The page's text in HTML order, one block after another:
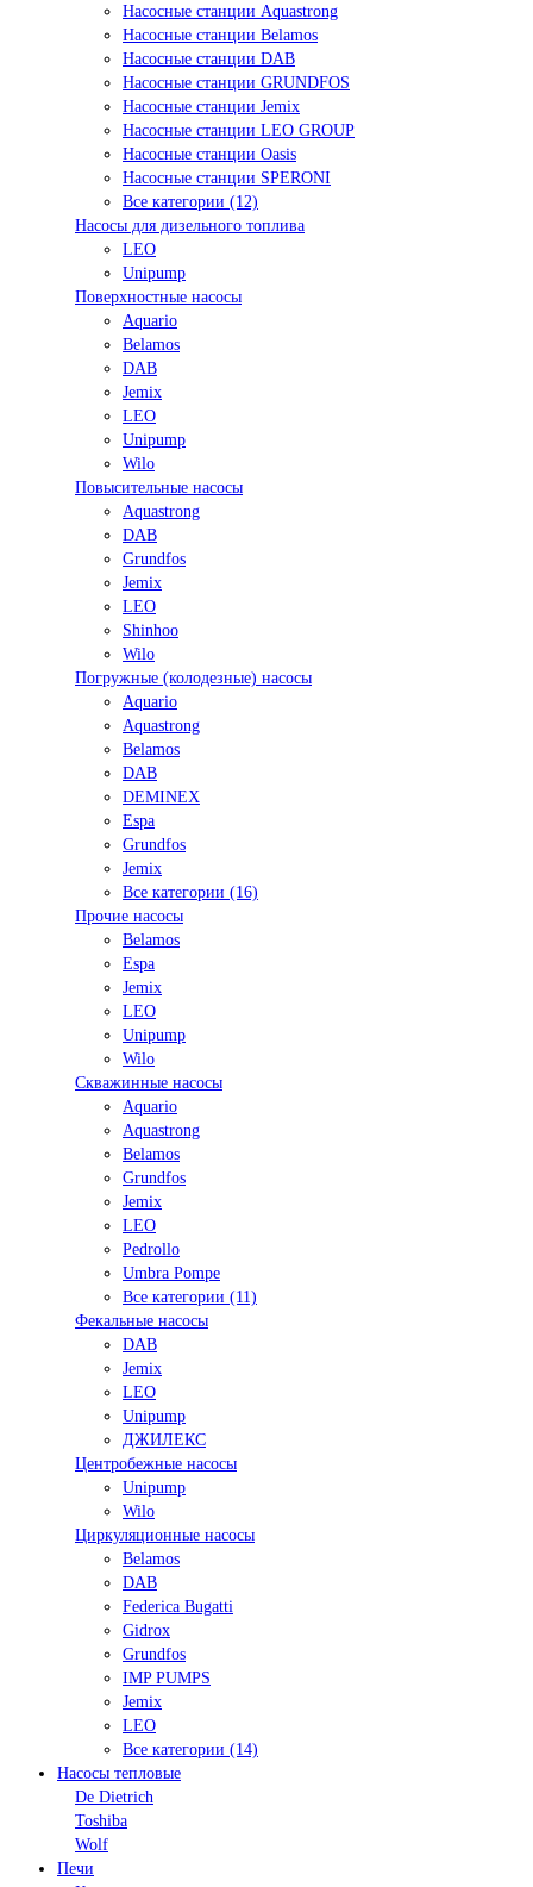
Насосные станции Aquastrong
Насосные станции Belamos
Насосные станции DAB
Насосные станции GRUNDFOS
Насосные станции Jemix
Насосные станции LEO GROUP
Насосные станции Oasis
Насосные станции SPERONI
Все категории (12)
Насосы для дизельного топлива
LEO
Unipump
Поверхностные насосы
Aquario
Belamos
DAB
Jemix
LEO
Unipump
Wilo
Повысительные насосы
Aquastrong
DAB
Grundfos
Jemix
LEO
Shinhoo
Wilo
Погружные (колодезные) насосы
Aquario
Aquastrong
Belamos
DAB
DEMINEX
Espa
Grundfos
Jemix
Все категории (16)
Прочие насосы
Belamos
Espa
Jemix
LEO
Unipump
Wilo
Скважинные насосы
Aquario
Aquastrong
Belamos
Grundfos
Jemix
LEO
Pedrollo
Umbra Pompe
Все категории (11)
Фекальные насосы
DAB
Jemix
LEO
Unipump
ДЖИЛЕКС
Центробежные насосы
Unipump
Wilo
Циркуляционные насосы
Belamos
DAB
Federica Bugatti
Gidrox
Grundfos
IMP PUMPS
Jemix
LEO
Все категории (14)
Насосы тепловые
De Dietrich
Toshiba
Wolf
Печи